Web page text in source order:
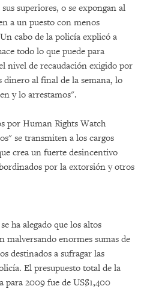
superiores, o se expongan al
a un puesto con menos
cabo de la policía explicó a
todo lo que puede para
nivel de recaudación exigido por
dinero al final de la semana, lo
y lo arrestamos".
por Human Rights Watch
se transmiten a los cargos
crea un fuerte desincentivo
por la extorsión y otros
ha alegado que los altos
malversando enormes sumas de
destinados a sufragar las
El presupuesto total de la
para 2009 fue de US$1,400